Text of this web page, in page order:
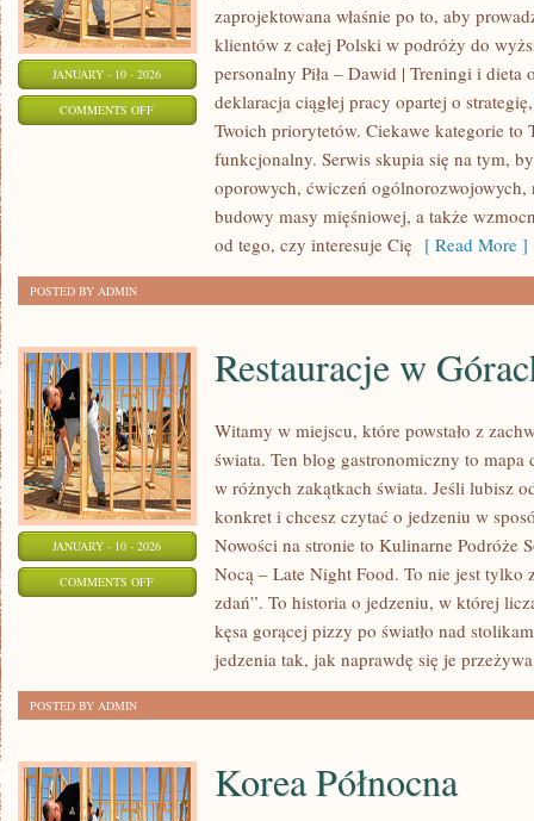
JANUARY - 10 - 2026
COMMENTS OFFON
MĘŻCZYZN
zaprojektowana właśnie po to, aby
klientów z całej Polski w podróży do
personalny Piła – Dawid | Treningi i dieta
deklaracja ciągłej pracy opartej o
Twoich priorytetów. Ciekawe kategorie to
funkcjonalny. Serwis skupia się na tym,
oporowych, ćwiczeń ogólnorozwojowych,
budowy masy mięśniowej, a także
od tego, czy interesuje Cię [ Read More ]
POSTED BY ADMIN
JANUARY - 10 - 2026
COMMENTS OFFON
RESTAURACJE
Restauracje w
Witamy w miejscu, które powstało z
świata. Ten blog gastronomiczny to mapa
w różnych zakątkach świata. Jeśli lubisz
konkret i chcesz czytać o jedzeniu w
Nowości na stronie to Kulinarne Podróże
Nocą – Late Night Food. To nie jest tylko
zdań”. To historia o jedzeniu, w której
kęsa gorącej pizzy po światło nad
jedzenia tak, jak naprawdę się je
POSTED BY ADMIN
Korea Północna